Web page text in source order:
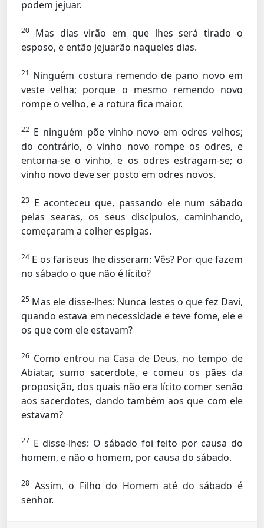
podem jejuar.
20
Mas dias virão em que lhes será tirado o
esposo, e então jejuarão naqueles dias.
21 Ninguém costura remendo de pano novo em
veste velha; porque o mesmo remendo novo
rompe o velho, e a rotura fica maior.
22 E ninguém põe vinho novo em odres velhos;
do contrário, o vinho novo rompe os odres, e
entorna-se o vinho, e os odres estragam-se; o
vinho novo deve ser posto em odres novos.
23 E aconteceu que, passando ele num sábado
pelas searas, os seus discípulos, caminhando,
começaram a colher espigas.
24 E os fariseus lhe disseram: Vês? Por que fazem
no sábado o que não é lícito?
25 Mas ele disse-lhes: Nunca lestes o que fez Davi,
quando estava em necessidade e teve fome, ele e
os que com ele estavam?
26 Como entrou na Casa de Deus, no tempo de
Abiatar, sumo sacerdote, e comeu os pães da
proposição, dos quais não era lícito comer senão
aos sacerdotes, dando também aos que com ele
estavam?
27 E disse-lhes: O sábado foi feito por causa do
homem, e não o homem, por causa do sábado.
28 Assim, o Filho do Homem até do sábado é
senhor.